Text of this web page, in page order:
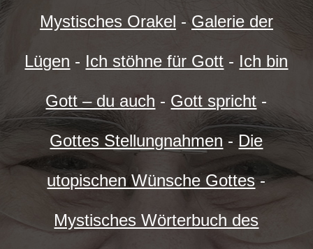
Mystisches Orakel - Galerie der
Lügen - Ich stöhne für Gott - Ich bin
Gott – du auch - Gott spricht -
Gottes Stellungnahmen-Die
utopischen Wünsche Gottes-
Mystisches Wörterbuch des